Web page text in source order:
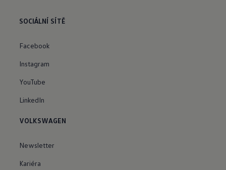
SOCIÁLNÍ SÍTĚ
Facebook
Instagram
YouTube
LinkedIn
VOLKSWAGEN
Newsletter
Kariéra